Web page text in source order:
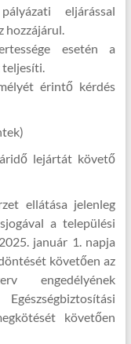
eljárással
hozzájárul.
esetén a
teljesíti.
érintő kérdés
lejártát követő
ellátása jelenleg
a települési
január 1. napja
követően az
engedélyének
követően